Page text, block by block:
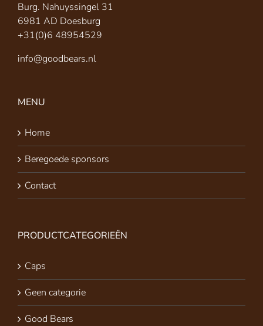
Burg. Nahuyssingel 31
6981 AD Doesburg
+31(0)6 48954529
info@goodbears.nl
MENU
Home
Beregoede sponsors
Contact
PRODUCTCATEGORIEËN
Caps
Geen categorie
Good Bears